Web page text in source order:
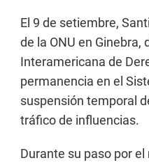
El 9 de setiembre,
de la ONU en Ginebra,
Interamericana de
permanencia en el
suspensión temporal
tráfico de influencias.
Durante su paso por